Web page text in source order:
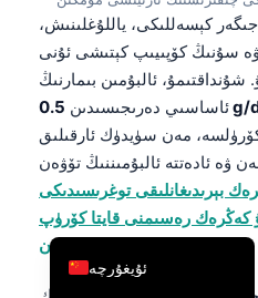
كېسەللىكى، ياللۇغلىنىش،
سۇنىڭ كۆپىيىپ كېتىشى ئۇنى
شۇنداقتىمۇ، ئالبۇمىن بىمارنىڭ
ئاساسىي دەرىجىسىدىن0.5
مەن سۈيدۈك ئارقىلىق
ۋە ئادەتتە ئالبۇمىننىڭ تۆۋەن
بېرىدىغانلىقى توغرىسىدىكى
كەڭرەك رەسىمنى قايتا كۆرۈپ
ئۇيغۇرچە
English
Deutsch
العربية
Français
עִבְרִית
Italiano
Español